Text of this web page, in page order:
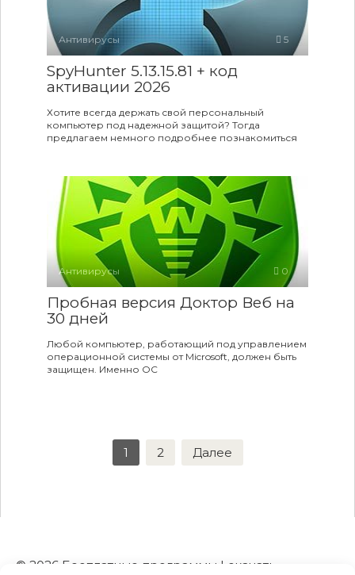
Антивирусы 5
SpyHunter 5.13.15.81 + код
активации 2026
Хотите всегда держать свой персональный
компьютер под надежной защитой? Тогда
предлагаем немного подробнее познакомиться
Антивирусы 0
Пробная версия Доктор Веб на
30 дней
Любой компьютер, работающий под управлением
операционной системы от Microsoft, должен быть
защищен. Именно ОС
1 2 Далее
© 2026 Бесплатные программы | скачать